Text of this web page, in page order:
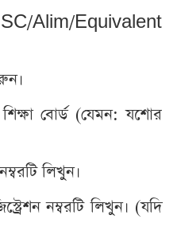
Alim/Equivalent
বোর্ড (যেমন: যশোর
লিখুন।
নম্বরটি লিখুন। (যদি